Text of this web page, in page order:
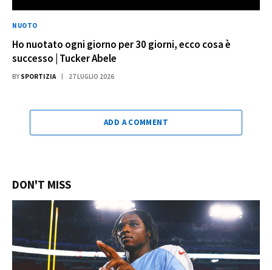
NUOTO
Ho nuotato ogni giorno per 30 giorni, ecco cosa è
successo | Tucker Abele
BY SPORTIZIA 27 LUGLIO 2026
ADD A COMMENT
DON'T MISS